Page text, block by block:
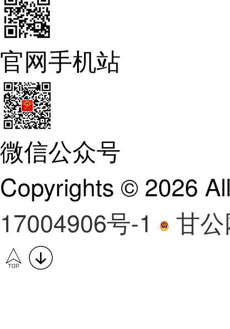
官网手机站
微信公众号
Copyrights © 2026
17004906号-1
甘
